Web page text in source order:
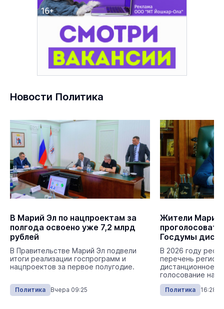
Новости Политика
В Марий Эл по нацпроектам за
полгода освоено уже 7,2 млрд
рублей
В Правительстве Марий Эл подвели
итоги реализации госпрограмм и
нацпроектов за первое полугодие.
Политика Вчера 09:25
Жители Марий
Госдумы
В 2026 году
перечень
дистанционное
голосование на
Политика 16:28